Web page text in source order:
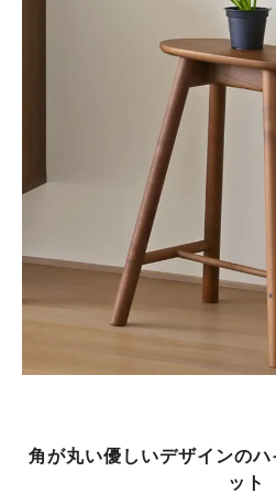
角が丸い優しいデザインの
ット